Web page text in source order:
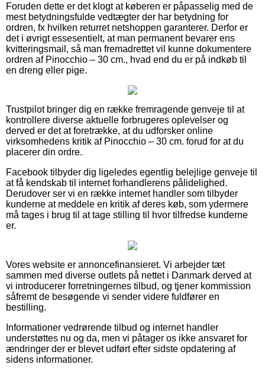
Foruden dette er det klogt at køberen er påpasselig med de
mest betydningsfulde vedtægter der har betydning for
ordren, fx hvilken returret netshoppen garanterer. Derfor er
det i øvrigt essesentielt, at man permanent bevarer ens
kvitteringsmail, så man fremadrettet vil kunne dokumentere
ordren af Pinocchio – 30 cm., hvad end du er på indkøb til
en dreng eller pige.
Trustpilot bringer dig en række fremragende genveje til at
kontrollere diverse aktuelle forbrugeres oplevelser og
derved er det at foretrække, at du udforsker online
virksomhedens kritik af Pinocchio – 30 cm. forud for at du
placerer din ordre.
Facebook tilbyder dig ligeledes egentlig belejlige genveje til
at få kendskab til internet forhandlerens pålidelighed.
Derudover ser vi en række internet handler som tilbyder
kunderne at meddele en kritik af deres køb, som ydermere
må tages i brug til at tage stilling til hvor tilfredse kunderne
er.
Vores website er annoncefinansieret. Vi arbejder tæt
sammen med diverse outlets på nettet i Danmark derved at
vi introducerer forretningernes tilbud, og tjener kommission
såfremt de besøgende vi sender videre fuldfører en
bestilling.
Informationer vedrørende tilbud og internet handler
understøttes nu og da, men vi påtager os ikke ansvaret for
ændringer der er blevet udført efter sidste opdatering af
sidens informationer.